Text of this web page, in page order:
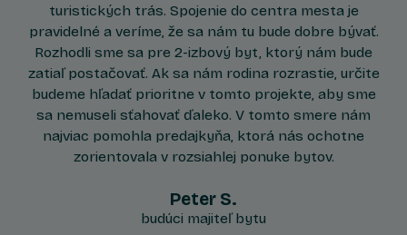
turistických trás. Spojenie do centra mesta je
pravidelné a veríme, že sa nám tu bude dobre bývať.
Rozhodli sme sa pre 2-izbový byt, ktorý nám bude
zatiaľ postačovať. Ak sa nám rodina rozrastie, určite
budeme hľadať prioritne v tomto projekte, aby sme
sa nemuseli sťahovať ďaleko. V tomto smere nám
najviac pomohla predajkyňa, ktorá nás ochotne
zorientovala v rozsiahlej ponuke bytov.
Peter S.
budúci majiteľ bytu